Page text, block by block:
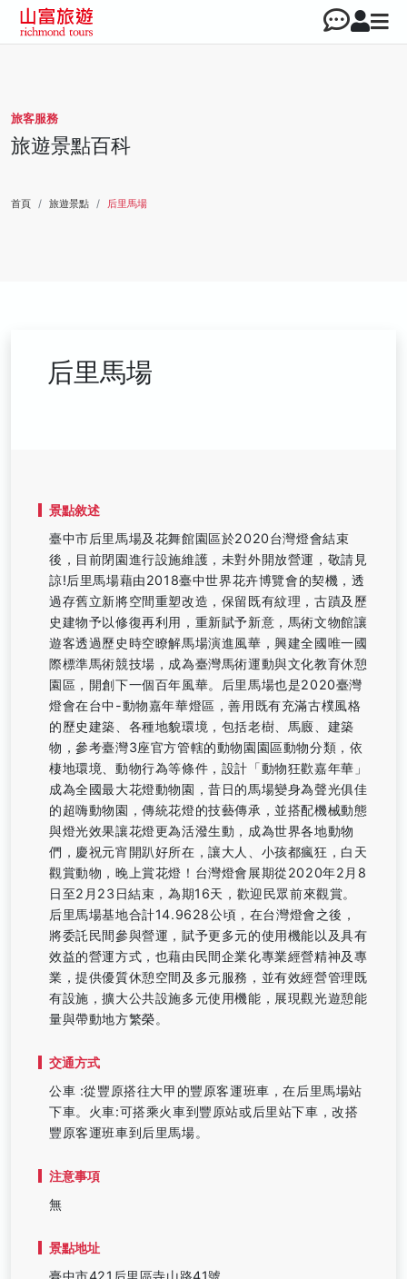
旅客服務
旅遊景點百科
首頁 旅遊景點 后里馬場
后里馬場
景點敘述
臺中市后里馬場及花舞館園區於2020台灣燈會結束
後，目前閉園進行設施維護，未對外開放營運，敬請見
諒!后里馬場藉由2018臺中世界花卉博覽會的契機，透
過存舊立新將空間重塑改造，保留既有紋理，古蹟及歷
史建物予以修復再利用，重新賦予新意，馬術文物館讓
遊客透過歷史時空瞭解馬場演進風華，興建全國唯一國
際標準馬術競技場，成為臺灣馬術運動與文化教育休憩
園區，開創下一個百年風華。后里馬場也是2020臺灣
燈會在台中-動物嘉年華燈區，善用既有充滿古樸風格
的歷史建築、各種地貌環境，包括老樹、馬廄、建築
物，參考臺灣3座官方管轄的動物園園區動物分類，依
棲地環境、動物行為等條件，設計「動物狂歡嘉年華」
成為全國最大花燈動物園，昔日的馬場變身為聲光俱佳
的超嗨動物園，傳統花燈的技藝傳承，並搭配機械動態
與燈光效果讓花燈更為活潑生動，成為世界各地動物
們，慶祝元宵開趴好所在，讓大人、小孩都瘋狂，白天
觀賞動物，晚上賞花燈！台灣燈會展期從2020年2月8
日至2月23日結束，為期16天，歡迎民眾前來觀賞。
后里馬場基地合計14.9628公頃，在台灣燈會之後，
將委託民間參與營運，賦予更多元的使用機能以及具有
效益的營運方式，也藉由民間企業化專業經營精神及專
業，提供優質休憩空間及多元服務，並有效經營管理既
有設施，擴大公共設施多元使用機能，展現觀光遊憩能
量與帶動地方繁榮。
交通方式
公車 :從豐原搭往大甲的豐原客運班車，在后里馬場站
下車。火車:可搭乘火車到豐原站或后里站下車，改搭
豐原客運班車到后里馬場。
注意事項
無
景點地址
臺中市421后里區寺山路41號